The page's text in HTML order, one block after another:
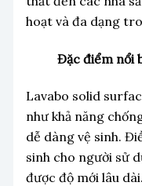
hoạt và đa dạng
Đặc điểm nổi
Lavabo solid
như khả năng
dễ dàng vệ sinh.
sinh cho người sử
được độ mới lâu